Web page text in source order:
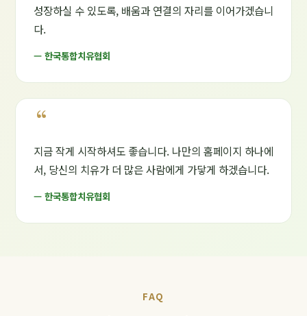
성장하실 수 있도록, 배움과 연결의 자리를 이어가겠습니
다.
— 한국통합치유협회
“
지금 작게 시작하셔도 좋습니다. 나만의 홈페이지 하나에
서, 당신의 치유가 더 많은 사람에게 가닿게 하겠습니다.
— 한국통합치유협회
FAQ